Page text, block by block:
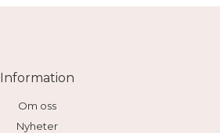
Information
Om oss
Nyheter